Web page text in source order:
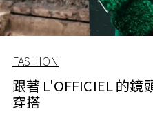
FASHION
跟著 L'OFFICIEL 的鏡
穿搭